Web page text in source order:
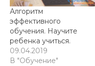
Алгоритм
эффективного
обучения. Научите
ребенка учиться.
09.04.2019
В "Обучение"